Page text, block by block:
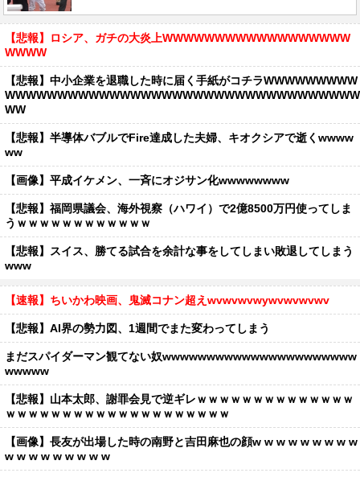
【悲報】ロシア、ガチの大炎上WWWWWWWWWWWWWWWWWW
WWWW
【悲報】中小企業を退職した時に届く手紙がコチラWWWWWWWWW
WWWWWWWWWWWWWWWWWWWWWWWWWWWWWWWWWW
WW
【悲報】半導体バブルでFire達成した夫婦、キオクシアで逝くwwww
ww
【画像】平成イケメン、一斉にオジサン化wwwwwwww
【悲報】福岡県議会、海外視察（ハワイ）で2億8500万円使ってしま
うｗｗｗｗｗｗｗｗｗｗｗｗ
【悲報】スイス、勝てる試合を余計な事をしてしまい敗退してしまう
www
【速報】ちいかわ映画、鬼滅コナン超えwvwvwvwywvwvwvwv
【悲報】AI界の勢力図、1週間でまた変わってしまう
まだスパイダーマン観てない奴wwwwwwwwwwwwwwwwwwwwww
wwwww
【悲報】山本太郎、謝罪会見で逆ギレｗｗｗｗｗｗｗｗｗｗｗｗｗｗ
ｗｗｗｗｗｗｗｗｗｗｗｗｗｗｗｗｗｗｗｗ
【画像】長友が出場した時の南野と吉田麻也の顔w w w w w w w w w
w w w w w w w w w